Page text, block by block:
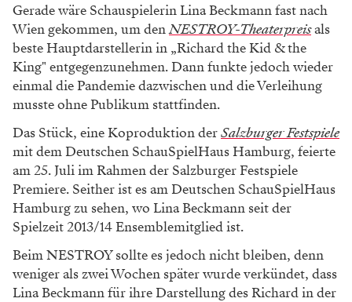
Gerade wäre Schauspielerin Lina Beckmann fast nach
Wien gekommen, um denNESTROY-Theaterpreisals
beste Hauptdarstellerin in „Richard the Kid & the
King" entgegenzunehmen. Dann funkte jedoch wieder
einmal die Pandemie dazwischen und die Verleihung
musste ohne Publikum stattfinden.
Das Stück, eine Koproduktion derSalzburger Festspiele
mit dem Deutschen SchauSpielHaus Hamburg, feierte
am 25. Juli im Rahmen der Salzburger Festspiele
Premiere. Seither ist es am Deutschen SchauSpielHaus
Hamburg zu sehen, wo Lina Beckmann seit der
Spielzeit 2013/14 Ensemblemitglied ist.
Beim NESTROY sollte es jedoch nicht bleiben, denn
weniger als zwei Wochen später wurde verkündet, dass
Lina Beckmann für ihre Darstellung des Richard in der